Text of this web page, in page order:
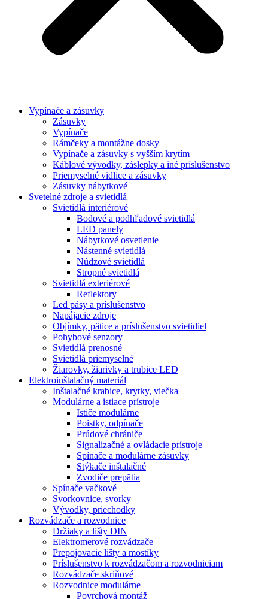
Vypínače a zásuvky
Zásuvky
Vypínače
Rámčeky a montážne dosky
Vypínače a zásuvky s vyšším krytím
Káblové vývodky, záslepky a iné príslušenstvo
Priemyselné vidlice a zásuvky
Zásuvky nábytkové
Svetelné zdroje a svietidlá
Svietidlá interiérové
Bodové a podhľadové svietidlá
LED panely
Nábytkové osvetlenie
Nástenné svietidlá
Núdzové svietidlá
Stropné svietidlá
Svietidlá exteriérové
Reflektory
Led pásy a príslušenstvo
Napájacie zdroje
Objímky, pätice a príslušenstvo svietidiel
Pohybové senzory
Svietidlá prenosné
Svietidlá priemyselné
Žiarovky, žiarivky a trubice LED
Elektroinštalačný materiál
Inštalačné krabice, krytky, viečka
Modulárne a istiace prístroje
Ističe modulárne
Poistky, odpínače
Prúdové chrániče
Signalizačné a ovládacie prístroje
Spínače a modulárne zásuvky
Stýkače inštalačné
Zvodiče prepätia
Spínače vačkové
Svorkovnice, svorky
Vývodky, priechodky
Rozvádzače a rozvodnice
Držiaky a lišty DIN
Elektromerové rozvádzače
Prepojovacie lišty a mostíky
Príslušenstvo k rozvádzačom a rozvodniciam
Rozvádzače skriňové
Rozvodnice modulárne
Povrchová montáž